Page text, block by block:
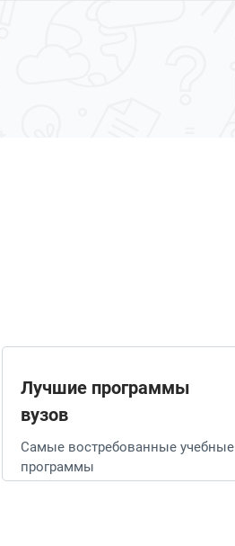
Лучшие программы
вузов
Самые востребованные учебные
программы